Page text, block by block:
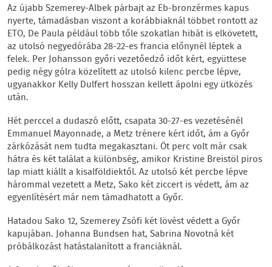
Az újabb Szemerey-Albek párbajt az Eb-bronzérmes kapus
nyerte, támadásban viszont a korábbiaknál többet rontott az
ETO, De Paula például több tőle szokatlan hibát is elkövetett,
az utolsó negyedórába 28-22-es francia előnynél léptek a
felek. Per Johansson győri vezetőedző időt kért, együttese
pedig négy gólra közelített az utolsó kilenc percbe lépve,
ugyanakkor Kelly Dulfert hosszan kellett ápolni egy ütközés
után.
Hét perccel a dudaszó előtt, csapata 30-27-es vezetésénél
Emmanuel Mayonnade, a Metz trénere kért időt, ám a Győr
zárkózását nem tudta megakasztani. Öt perc volt már csak
hátra és két találat a különbség, amikor Kristine Breistöl piros
lap miatt kiállt a kisalföldiektől. Az utolsó két percbe lépve
hárommal vezetett a Metz, Sako két ziccert is védett, ám az
egyenlítésért már nem támadhatott a Győr.
Hatadou Sako 12, Szemerey Zsófi két lövést védett a Győr
kapujában. Johanna Bundsen hat, Sabrina Novotná két
próbálkozást hatástalanított a franciáknál.